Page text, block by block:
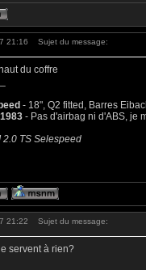
21:16 Sujet du message:
du coffre
- 18", Q2 fitted, Barres
- Pas d'airbag ni d'ABS, je
2.0 TS Selespeed
21:22 Sujet du message:
servent à rien?